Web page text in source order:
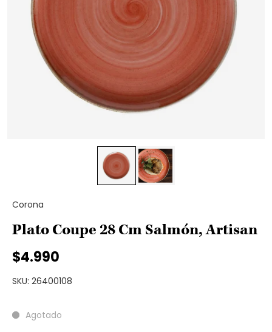
Corona
Plato Coupe 28 Cm Salmón, Artisan
$4.990
SKU: 26400108
Agotado